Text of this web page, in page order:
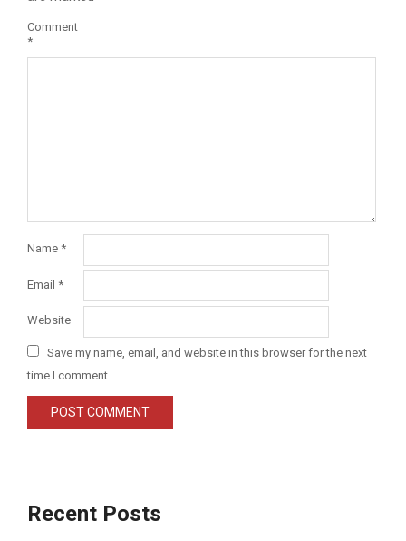
Comment
*
Name *
Email *
Website
Save my name, email, and website in this browser for the next
time I comment.
Recent Posts